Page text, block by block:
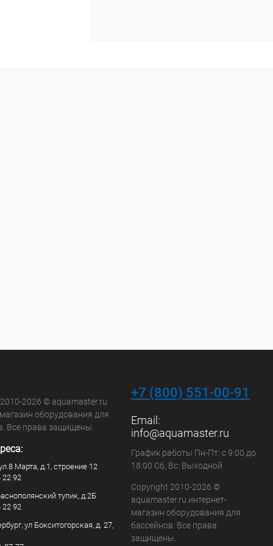
2026 © aquamaster.ru
оборудования для
Все права защищены.
Марта, д.1, строение 12
22 92
тупик, д.2Б
22 92
ул Бокситогорская, д. 27,
+7 (800) 551-00-91
Email:
info@aquamaster.ru
График работы Пн-Пт: с 9:00 до
18:00 Сб, Вс: Выходной
Copyright 2010-2026 ©
aquamaster.ru интернет-
магазин оборудования для
бассейнов. Все права
защищены.